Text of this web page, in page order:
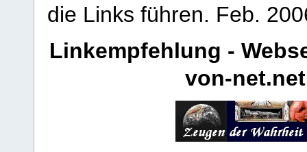
die Links führen. Feb.
Linkempfehlung -
von-net.net